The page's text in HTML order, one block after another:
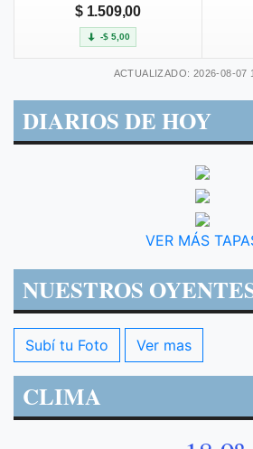
$ 1.509,00
-$ 5,00
ACTUALIZADO: 2026-08-07
DIARIOS DE HOY
VER MÁS
NUESTROS
Subí tu Foto Ver mas
CLIMA